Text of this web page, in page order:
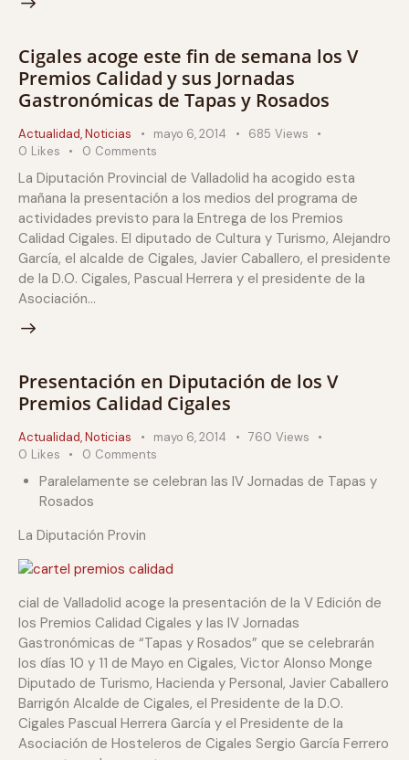
Cigales acoge este fin de semana los V
Premios Calidad y sus Jornadas
Gastronómicas de Tapas y Rosados
Actualidad,Noticias mayo 6, 2014 685 Views
0 Likes 0 Comments
La Diputación Provincial de Valladolid ha acogido esta
mañana la presentación a los medios del programa de
actividades previsto para la Entrega de los Premios
Calidad Cigales. El diputado de Cultura y Turismo, Alejandro
García, el alcalde de Cigales, Javier Caballero, el presidente
de la D.O. Cigales, Pascual Herrera y el presidente de la
Asociación…
Presentación en Diputación de los V
Premios Calidad Cigales
Actualidad,Noticias mayo 6, 2014 760 Views
0 Likes 0 Comments
Paralelamente se celebran las IV Jornadas de Tapas y
Rosados
La Diputación Provin
cial de Valladolid acoge la presentación de la V Edición de
los Premios Calidad Cigales y las IV Jornadas
Gastronómicas de “Tapas y Rosados” que se celebrarán
los días 10 y 11 de Mayo en Cigales, Victor Alonso Monge
Diputado de Turismo, Hacienda y Personal, Javier Caballero
Barrigón Alcalde de Cigales, el Presidente de la D.O.
Cigales Pascual Herrera García y el Presidente de la
Asociación de Hosteleros de Cigales Sergio García Ferrero